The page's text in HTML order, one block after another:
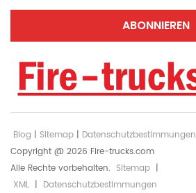
Blog | Sitemap | Datenschutzbestimmungen
Copyright @ 2026 Fire-trucks.com
Alle Rechte vorbehalten. Sitemap |
XML | Datenschutzbestimmungen